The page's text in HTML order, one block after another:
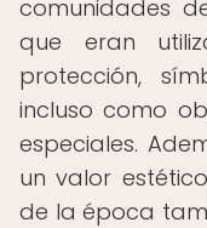
comunidades
que eran
protección,
incluso como
especiales.
un valor
de la época